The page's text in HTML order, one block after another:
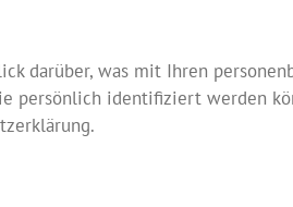
darüber, was mit Ihren
persönlich identifiziert werden